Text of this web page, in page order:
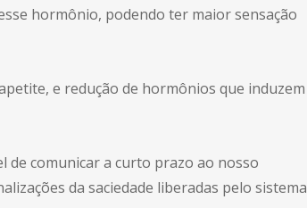
hormônio, podendo ter maior sensação
e redução de hormônios que induzem
comunicar a curto prazo ao nosso
da saciedade liberadas pelo sistema